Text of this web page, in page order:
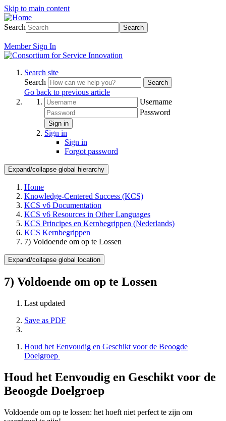
Skip to main content
Search Search
Member Sign In
Search site
Search
Search
Go back to previous article
Username
Password
Sign in
Sign in
Sign in
Forgot password
Expand/collapse global hierarchy
Home
Knowledge-Centered Success (KCS)
KCS v6 Documentation
KCS v6 Resources in Other Languages
KCS Principes en Kernbegrippen (Nederlands)
KCS Kernbegrippen
7) Voldoende om op te Lossen
Expand/collapse global location
7) Voldoende om op te Lossen
Last updated
Save as PDF
Houd het Eenvoudig en Geschikt voor de Beoogde
Doelgroep
Houd het Eenvoudig en Geschikt voor de
Beoogde Doelgroep
Voldoende om op te lossen: het hoeft niet perfect te zijn om